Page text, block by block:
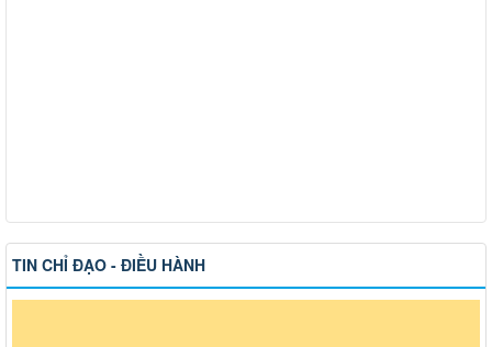
Công khai thông tin vi phạm pháp luật trong lĩnh vực đất đai, tại
phường Hố Nai
TIN CHỈ ĐẠO - ĐIỀU HÀNH